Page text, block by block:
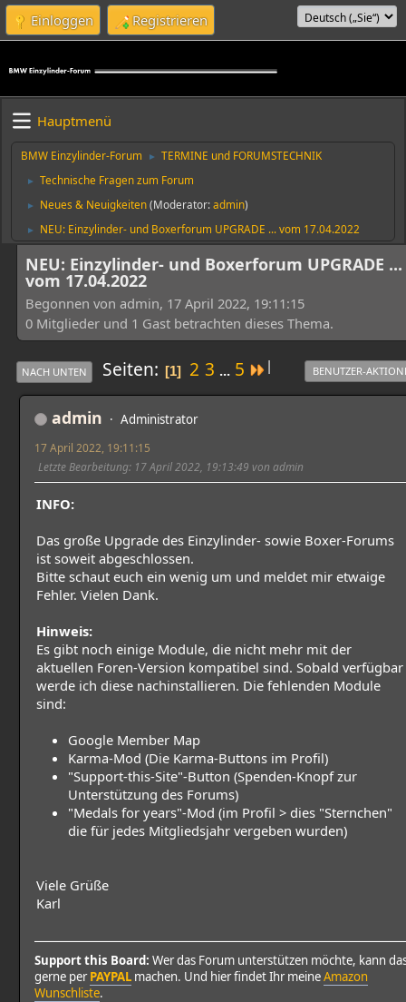
Einloggen Registrieren
Hauptmenü
BMW Einzylinder-Forum ► TERMINE und FORUMSTECHNIK
► Technische Fragen zum Forum
► Neues & Neuigkeiten(Moderator:admin)
► NEU: Einzylinder- und Boxerforum UPGRADE ... vom 17.04.2022
NEU: Einzylinder- und Boxerforum UPGRADE ...
vom 17.04.2022
Begonnen von admin, 17 April 2022, 19:11:15
0 Mitglieder und 1 Gast betrachten dieses Thema.
|
NACH UNTEN Seiten 1 2 3 ... 5 BENUTZER-
admin Administrator
17 April 2022, 19:11:15
Letzte Bearbeitung: 17 April 2022, 19:13:49 von admin
INFO:
Das große Upgrade des Einzylinder- sowie Boxer-Forums
ist soweit abgeschlossen.
Bitte schaut euch ein wenig um und meldet mir etwaige
Fehler. Vielen Dank.
Hinweis:
Es gibt noch einige Module, die nicht mehr mit der
aktuellen Foren-Version kompatibel sind. Sobald verfügbar
werde ich diese nachinstallieren. Die fehlenden Module
sind:
Google Member Map
Karma-Mod (Die Karma-Buttons im Profil)
"Support-this-Site"-Button (Spenden-Knopf zur
Unterstützung des Forums)
"Medals for years"-Mod (im Profil > dies "Sternchen"
die für jedes Mitgliedsjahr vergeben wurden)
Viele Grüße
Karl
Support this Board: Wer das Forum unterstützen möchte, kann
gerne perPAYPAL machen. Und hier findet Ihr meineAmazon
Wunschliste.